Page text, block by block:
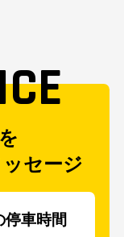
セージ
停車時間